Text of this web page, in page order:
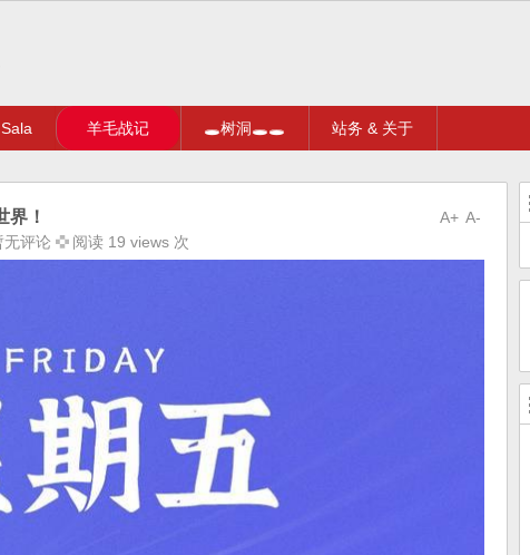
羊毛战记 🕳树洞🕳🕳 站务 & 关于
A-
A+
界！
无评论 阅读 19 views 次